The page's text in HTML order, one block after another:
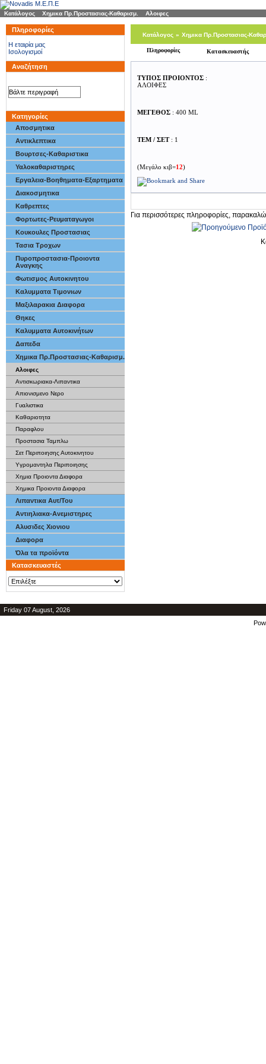
Κατάλογος Χημικα Πρ.Προστασιας-Καθαρισμ. Αλοιφες
Πληροφορίες
H εταιρία μας
Ισολογισμοί
Αναζήτηση
Κατηγορίες
Αποσμητικα
Αντικλεπτικα
Βουρτσες-Καθαριστικα
Υαλοκαθαριστηρες
Εργαλεια-Βοηθηματα-Εξαρτηματα
Διακοσμητικα
Καθρεπτες
Φορτωτες-Ρευματαγωγοι
Κουκουλες Προστασιας
Τασια Τροχων
Πυροπροστασια-Προιοντα
Αναγκης
Φωτισμος Αυτοκινητου
Καλυμματα Τιμονιων
Μαξιλαρακια Διαφορα
Θηκες
Καλυμματα Αυτοκινήτων
Δαπεδα
Χημικα Πρ.Προστασιας-Καθαρισμ.
Αλοιφες
Αντισκωριακα-Λιπαντικα
Απιονισμενο Νερο
Γυαλιστικα
Καθαριοτητα
Παραφλου
Προστασια Ταμπλω
Σετ Περιποιησης Αυτοκινητου
Υγρομαντηλα Περιποιησης
Χημια Προιοντα Διαφορα
Χημικα Προιοντα Διαφορα
Λιπαντικα Αυτ/Του
Αντιηλιακα-Ανεμιστηρες
Αλυσιδες Χιονιου
Διαφορα
Όλα τα προϊόντα
Κατασκευαστές
Κατάλογος » Χημικα Πρ.Προστασιας-
Πληροφορίες Κατασκευαστής
ΤΥΠΟΣ ΠΡΟΙΟΝΤΟΣ :
ΑΛΟΙΦΕΣ
ΜΕΓΕΘΟΣ : 400 ML
ΤΕΜ / ΣΕΤ: 1
(Μεγάλο κιβ=12)
Για περισσότερες πληροφορίες, παρακαλώ
Friday 07 August, 2026